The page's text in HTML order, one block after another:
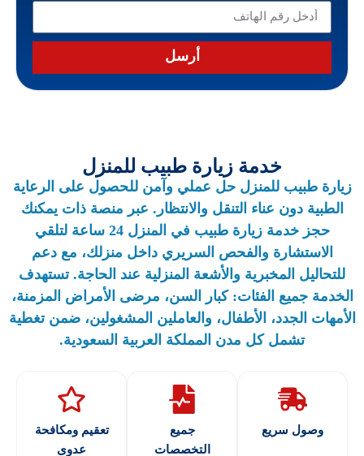
أرسل
خدمة زيارة طبيب للمنزل
زيارة طبيب للمنزل حل عملي وآمن للحصول على الرعاية
الطبية دون عناء التنقل والانتظار. عبر منصة ذات يمكنك
حجز خدمةزيارة طبيب في المنزل
24 ساعة لتلقي
الاستشارة والفحص السريري داخل منزلك، مع دعم
للتحاليل المخبرية والأشعة المنزلية عند الحاجة. تستهدف
الخدمة جميع الفئات: كبار السن، مرضى الأمراض المزمنة،
الأمهات الجدد، الأطفال، والعاملين المشغولين، ضمن تغطية
تشمل كل مدن المملكة العربية السعودية.
وصول سريع
جميع
التخصصات
تعقيم ومكافحة
عدوى